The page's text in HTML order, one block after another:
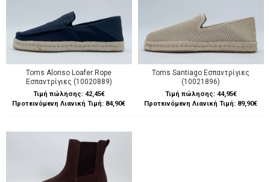
Toms Alonso Loafer Rope
Εσπαντρίγιες (10020889)
Τιμή πώλησης: 42,45€
Προτεινόμενη Λιανική Τιμή: 84,90€
Toms Santiago Εσπαντρίγιες
(10021896)
Τιμή πώλησης: 44,95€
Προτεινόμενη Λιανική Τιμή: 89,90€